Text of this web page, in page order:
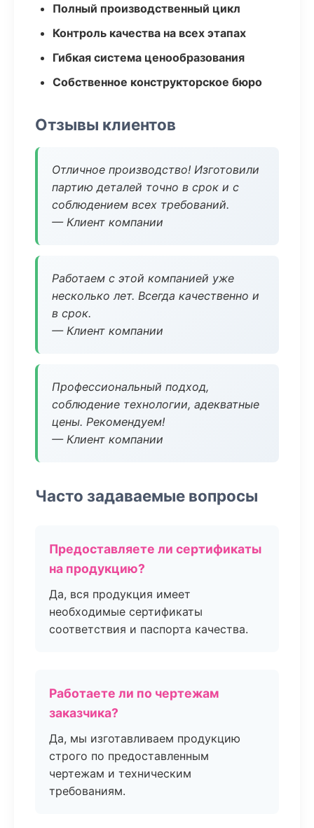
Полный производственный цикл
Контроль качества на всех этапах
Гибкая система ценообразования
Собственное конструкторское бюро
Отзывы клиентов
Отличное производство! Изготовили
партию деталей точно в срок и с
соблюдением всех требований.
— Клиент компании
Работаем с этой компанией уже
несколько лет. Всегда качественно и
в срок.
— Клиент компании
Профессиональный подход,
соблюдение технологии, адекватные
цены. Рекомендуем!
— Клиент компании
Часто задаваемые вопросы
Предоставляете ли сертификаты
на продукцию?
Да, вся продукция имеет
необходимые сертификаты
соответствия и паспорта качества.
Работаете ли по чертежам
заказчика?
Да, мы изготавливаем продукцию
строго по предоставленным
чертежам и техническим
требованиям.